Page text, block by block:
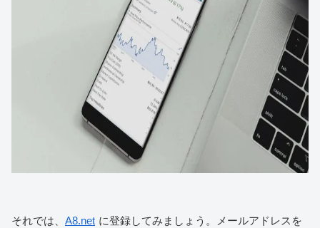
それでは、 A8.net に登録してみましょう。メールアドレスを